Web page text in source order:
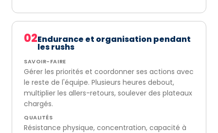
02Endurance et organisation pendant
les rushs
SAVOIR-FAIRE
Gérer les priorités et coordonner ses actions avec
le reste de l'équipe. Plusieurs heures debout,
multiplier les allers-retours, soulever des plateaux
chargés.
QUALITÉS
Résistance physique, concentration, capacité à